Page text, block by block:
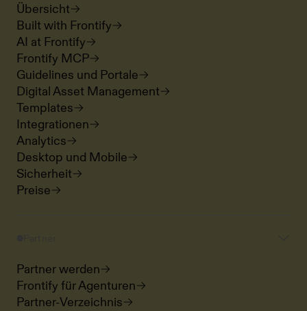
Übersicht
Built with Frontify
AI at Frontify
Frontify MCP
Guidelines und Portale
Digital Asset Management
Templates
Integrationen
Analytics
Desktop und Mobile
Sicherheit
Preise
Partner werden
Frontify für Agenturen
Partner-Verzeichnis